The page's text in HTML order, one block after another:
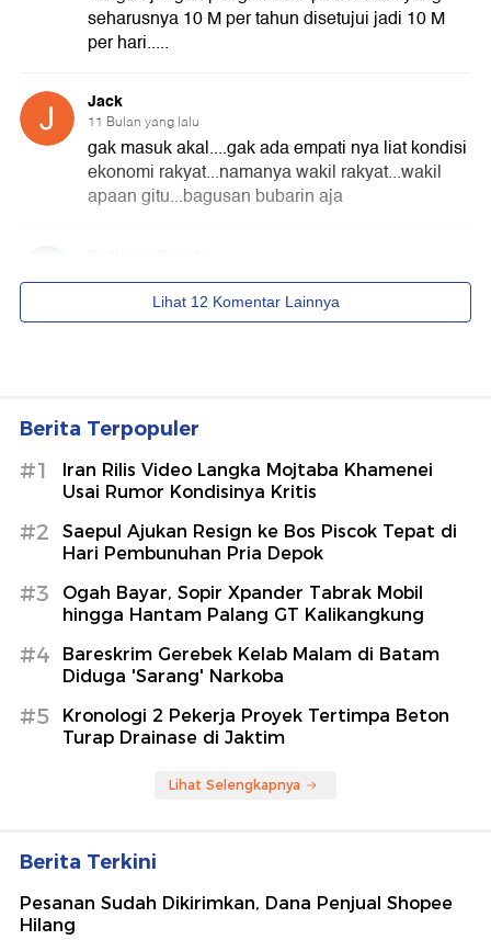
Berita Terpopuler
#1
Iran Rilis Video Langka Mojtaba Khamenei
Usai Rumor Kondisinya Kritis
#2
Saepul Ajukan Resign ke Bos Piscok Tepat di
Hari Pembunuhan Pria Depok
#3
Ogah Bayar, Sopir Xpander Tabrak Mobil
hingga Hantam Palang GT Kalikangkung
#4
Bareskrim Gerebek Kelab Malam di Batam
Diduga 'Sarang' Narkoba
#5
Kronologi 2 Pekerja Proyek Tertimpa Beton
Turap Drainase di Jaktim
Lihat Selengkapnya
Berita Terkini
Pesanan Sudah Dikirimkan, Dana Penjual Shopee
Hilang